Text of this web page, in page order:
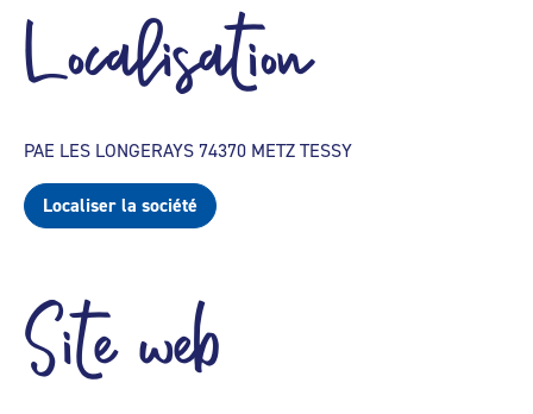
Localisation
PAE LES LONGERAYS 74370 METZ TESSY
Localiser la société
Site web